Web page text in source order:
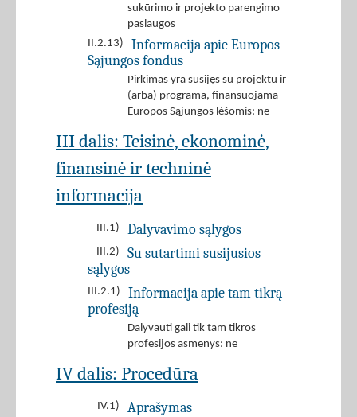
sukūrimo ir projekto parengimo
paslaugos
II.2.13)
Informacija apie Europos
Sąjungos fondus
Pirkimas yra susijęs su projektu ir
(arba) programa, finansuojama
Europos Sąjungos lėšomis: ne
III dalis: Teisinė, ekonominė,
finansinė ir techninė
informacija
III.1) Dalyvavimo sąlygos
III.2)
Su sutartimi susijusios
sąlygos
III.2.1)
Informacija apie tam tikrą
profesiją
Dalyvauti gali tik tam tikros
profesijos asmenys: ne
IV dalis: Procedūra
IV.1) Aprašymas